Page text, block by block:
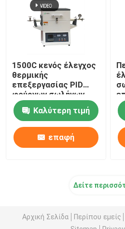
1500C κενός έλεγχος
θερμικής
επεξεργασίας PID
φούρνων σωλήνων
Καλύτερη τιμή
επαφή
Δείτε
Αρχική Σελίδα Περίπου εμείς